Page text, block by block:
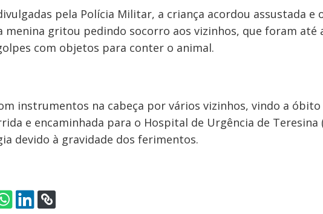
pela Polícia Militar, a criança acordou assustada e
menina gritou pedindo socorro aos vizinhos, que foram até
com objetos para conter o animal.
instrumentos na cabeça por vários vizinhos, vindo a óbito
e encaminhada para o Hospital de Urgência de Teresina
devido à gravidade dos ferimentos.